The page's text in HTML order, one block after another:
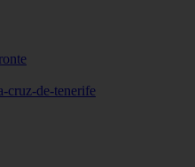
cruz-de-tenerife